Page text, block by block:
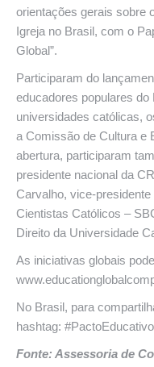
orientações gerais sobre
Igreja no Brasil, com o
Global”.
Participaram do
educadores populares
universidades católicas,
a Comissão de Cultura e
abertura, participaram
presidente nacional da
Carvalho, vice-
Cientistas Católicos –
Direito da Universidade
As iniciativas globais
No Brasil, para
hashtag:
Fonte: Assessoria de